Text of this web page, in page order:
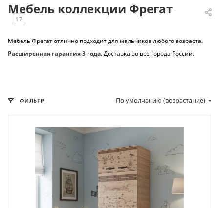
Мебель коллекции Фрегат
17
Мебель Фрегат отлично подходит для мальчиков любого возраста.
Расширенная гарантия 3 года.Доставка во все города России.
ФИЛЬТР По умолчанию (возрастание)